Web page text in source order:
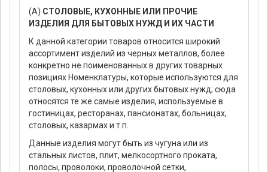
(А) СТОЛОВЫЕ, КУХОННЫЕ ИЛИ ПРОЧИЕ
ИЗДЕЛИЯ ДЛЯ БЫТОВЫХ НУЖД И ИХ ЧАСТИ
К данной категории товаров относится широкий
ассортимент изделий из черных металлов, более
конкретно не поименованных в других товарных
позициях Номенклатуры, которые используются для
столовых, кухонных или других бытовых нужд; сюда
относятся те же самые изделия, используемые в
гостиницах, ресторанах, пансионатах, больницах,
столовых, казармах и т.п.
Данные изделия могут быть из чугуна или из
стальных листов, плит, мелкосортного проката,
полосы, проволоки, проволочной сетки,